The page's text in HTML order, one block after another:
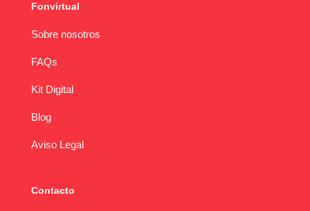
Fonvirtual
Sobre nosotros
FAQs
Kit Digital
Blog
Aviso Legal
Contacto